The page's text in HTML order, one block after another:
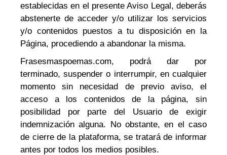
establecidas en el presente Aviso Legal, deberás
abstenerte de acceder y/o utilizar los servicios
y/o contenidos puestos a tu disposición en la
Página, procediendo a abandonar la misma.
Frasesmaspoemas.com, podrá dar por
terminado, suspender o interrumpir, en cualquier
momento sin necesidad de previo aviso, el
acceso a los contenidos de la página, sin
posibilidad por parte del Usuario de exigir
indemnización alguna. No obstante, en el caso
de cierre de la plataforma, se tratará de informar
antes por todos los medios posibles.